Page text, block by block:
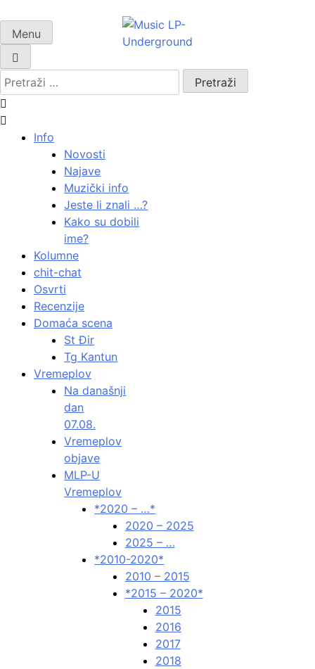
to
content
samo muzika i …..
Menu
Pretraži:
Info
Novosti
Najave
Muzički info
Jeste li znali …?
Kako su dobili
ime?
Kolumne
chit-chat
Osvrti
Recenzije
Domaća scena
St Đir
Tg Kantun
Vremeplov
Na današnji
dan
07.08.
Vremeplov
objave
MLP-U
Vremeplov
*2020 – …*
2020 – 2025
2025 – …
*2010-2020*
2010 – 2015
*2015 – 2020*
2015
2016
2017
2018